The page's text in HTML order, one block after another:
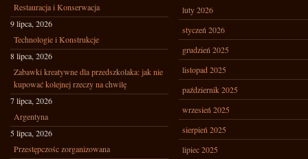
Restauracja i Konserwacja
9 lipca, 2026
Technologie i Konstrukcje
8 lipca, 2026
Zabawki kreatywne dla przedszkolaka: jak nie
kupować kolejnej rzeczy na chwilę
7 lipca, 2026
Argentyna
5 lipca, 2026
Przestępczośc zorganizowana
luty 2026
styczeń 2026
grudzień 2025
listopad 2025
październik 2025
wrzesień 2025
sierpień 2025
lipiec 2025